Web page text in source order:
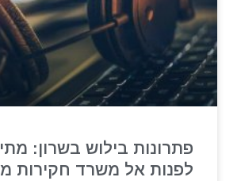
פתרונות בילוש בשרון:
לפנות אל משרד חקירות